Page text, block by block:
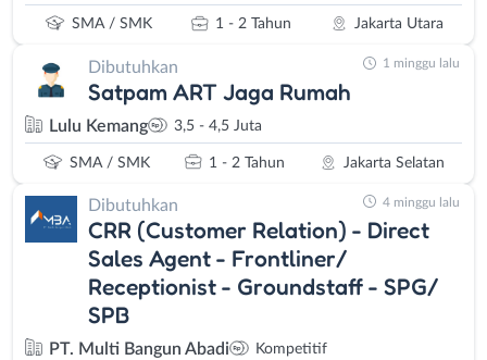
SMA / SMK 1 - 2 Tahun Jakarta Utara
Dibutuhkan
Satpam ART Jaga Rumah
Lulu Kemang 3,5 - 4,5 Juta
SMA / SMK 1 - 2 Tahun Jakarta Selatan
1 minggu lalu
Dibutuhkan
CRR (Customer Relation) - Direct
Sales Agent - Frontliner/
Receptionist - Groundstaff - SPG/
SPB
PT. Multi Bangun Abadi Kompetitif
4 minggu lalu